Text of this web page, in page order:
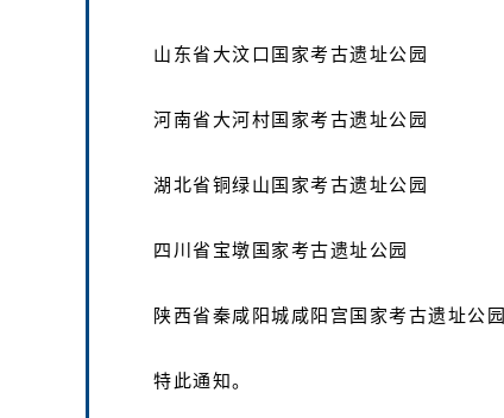
山东省大汶口国家考古遗址公园
河南省大河村国家考古遗址公园
湖北省铜绿山国家考古遗址公园
四川省宝墩国家考古遗址公园
陕西省秦咸阳城咸阳宫国家考古遗址公园
特此通知。